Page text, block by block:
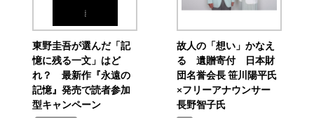
東野圭吾が選んだ「記
憶に残る一文」はど
れ？ 最新作『永遠の
記憶』発売で読者参加
型キャンペーン
故人の「想い」かなえ
る 遺贈寄付 日本財
団名誉会長 笹川陽平氏
×フリーアナウンサー
長野智子氏